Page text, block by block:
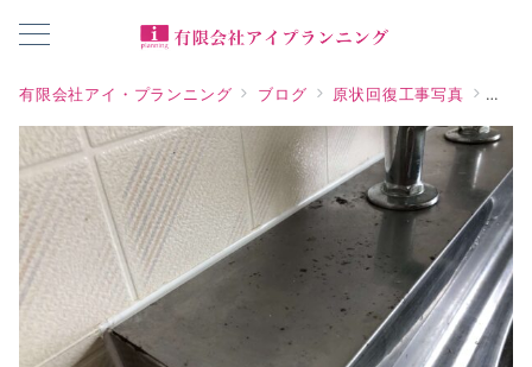
有限会社アイ・プランニング ブログ 原状回復工事写真 シン